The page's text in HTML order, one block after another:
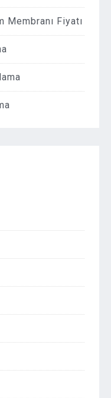
Membranı Fiyatı